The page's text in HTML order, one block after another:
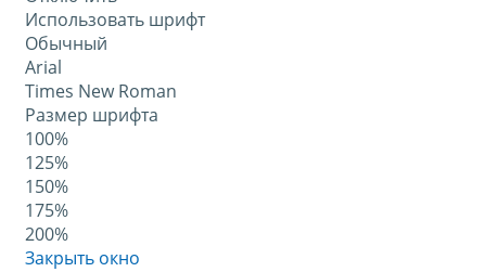
Использовать шрифт
Обычный
Arial
Times New Roman
Размер шрифта
100%
125%
150%
175%
200%
Закрыть окно